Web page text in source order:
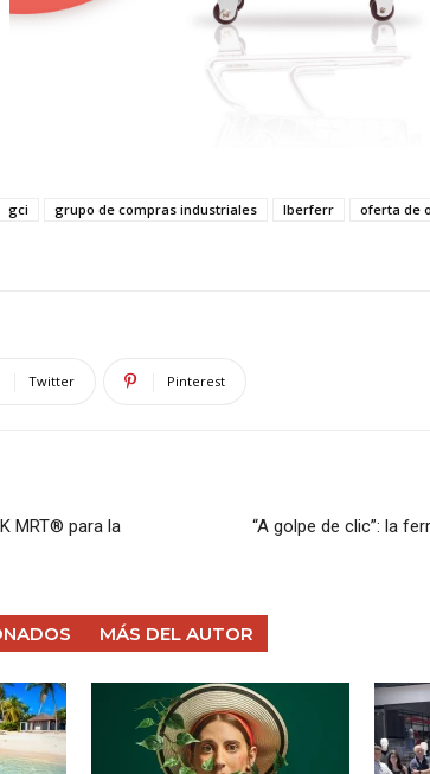
gci grupo de compras industriales Iberferr
oferta de
Twitter Pinterest
MRT® para la
“A golpe de clic”: la
MÁS DEL AUTOR